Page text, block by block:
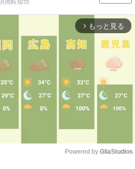
月間IN:5070
arrow_forward_ios もっと見る
Powered by GliaStudios